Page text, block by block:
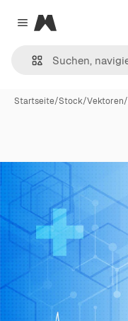
Close menu
Magnific
Startseite/Stock/Vektoren/